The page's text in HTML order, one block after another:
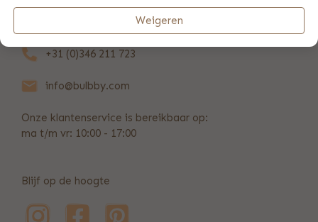
REVIEWS (24)
+31 (0)346 211 723
info@bulbby.com
Onze klantenservice is bereikbaar op:
ma t/m vr: 10:00 - 17:00
Blijf op de hoogte
Weigeren